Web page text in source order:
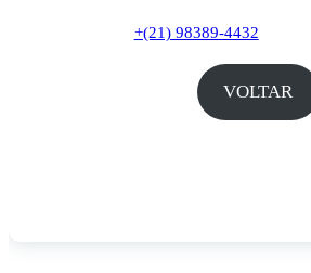
+(21) 98389-4432
VOLTAR